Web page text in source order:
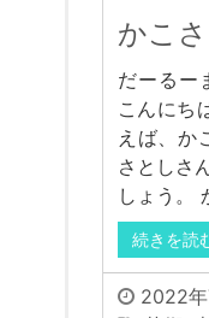
かこ
だーるー
こんにち
えば、か
さとしさ
しょう。
続きを読
2022